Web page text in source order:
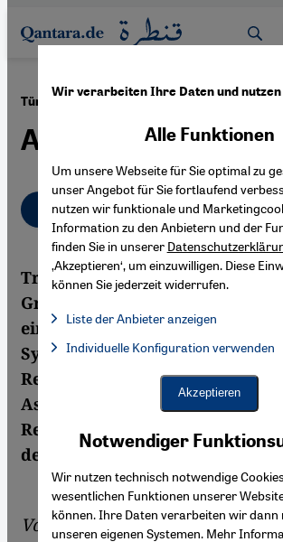
Direkt zum Inhalt springen
Türkei-Syrien-Konflikt ·05.10.2012
Ausweitung der
Deutsch English عربي
Trotz des Beschusses des
Grenzortes Akçakale sieht
einer direkten militärischen
Syrien ab. Stattdessen setzt die
Regierung auf Schutzzonen für
Assads auf syrischem
Regime in Damaskus weiter zu
destabilisieren.
VonThomas Seibert
Wir verarbeiten Ihre Daten und nutzen
Notwendiger
Wir nutzen technisch notwendige
wesentlichen Funktionen unserer
können. Ihre Daten verarbeiten wir dann
unseren eigenen Systemen. Mehr
Alle Funktionen
Um unsere Webseite für Sie optimal zu
unser Angebot für Sie fortlaufend
nutzen wir funktionale und
Information zu den Anbietern und der
finden Sie in unserer
‚Akzeptieren‘, um einzuwilligen. Diese
können Sie jederzeit widerrufen.
Liste der Anbieter anzeigen
Facebook Embed / Facebook Connect,
Facebook Embed / Facebook Connect
Google Maps Embed
Individuelle Konfiguration verwenden
Akzeptieren